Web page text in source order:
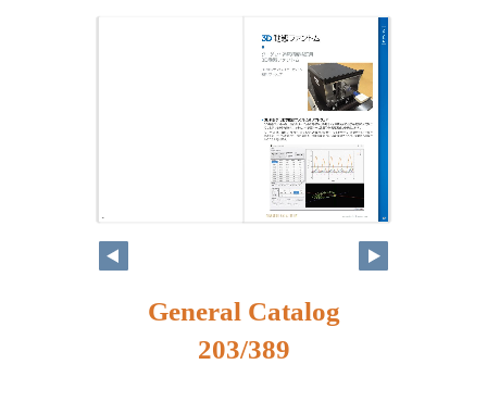
186 187
General Catalog
203/389